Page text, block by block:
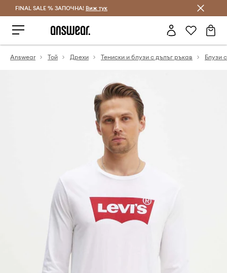
Спестявай с Answear Club
FINAL SALE % ЗАПОЧНА! Виж тук
Answear Той Дрехи Тениски и блузи с дълъг ръкав Блузи